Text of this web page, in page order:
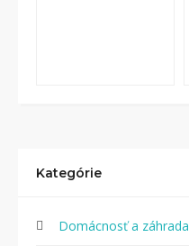
Kategórie
Domácnosť a záhrada